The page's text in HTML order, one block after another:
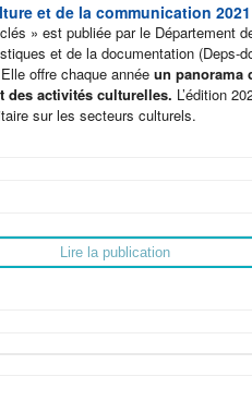
et de la communication 2021
» est publiée par le Département
et de la documentation (Deps-
offre chaque annéeun panorama
des activités culturelles. L’édition
sur les secteurs culturels.
Lire la publication